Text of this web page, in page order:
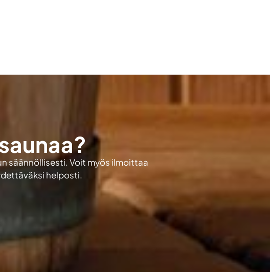
säännöllisesti. Voit myös ilmoittaa
helposti.